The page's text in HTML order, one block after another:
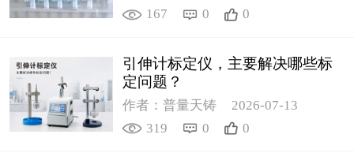
167
0 0
引伸计标定仪，主要解决哪些标
定问题？
作者：普量天铸
2026-07-13
319
0 0